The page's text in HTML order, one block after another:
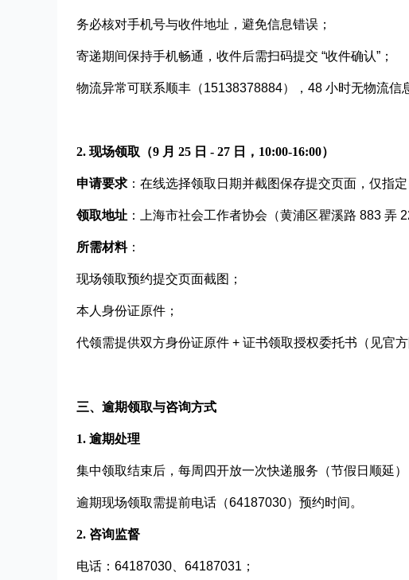
务必核对手机号与收件地址，避免信息错误；
寄递期间保持手机畅通，收件后需扫码提交 “收件确认”；
物流异常可联系顺丰（15138378884），48 小时无物流信
2. 现场领取（9 月 25 日 - 27 日，10:00-16:00）
申请要求 ：在线选择领取日期并截图保存提交页面，仅指定
领取地址 ：上海市社会工作者协会（黄浦区瞿溪路 883 弄
所需材料：
现场领取预约提交页面截图；
本人身份证原件；
代领需提供双方身份证原件 + 证书领取授权委托书（见官方
三、逾期领取与咨询方式
1. 逾期处理
集中领取结束后，每周四开放一次快递服务（节假日顺延）
逾期现场领取需提前电话（64187030）预约时间。
2. 咨询监督
电话：64187030、64187031；